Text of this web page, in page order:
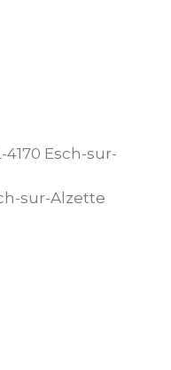
Esch-sur-
sur-Alzette